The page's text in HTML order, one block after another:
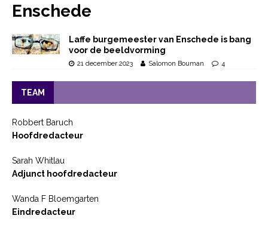
Enschede
Laffe burgemeester van Enschede is bang
voor de beeldvorming
21 december 2023 Salomon Bouman 4
TEAM
Robbert Baruch
Hoofdredacteur
Sarah Whitlau
Adjunct hoofdredacteur
Wanda F Bloemgarten
Eindredacteur